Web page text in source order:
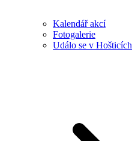
Kalendář akcí
Fotogalerie
Událo se v Hošticích